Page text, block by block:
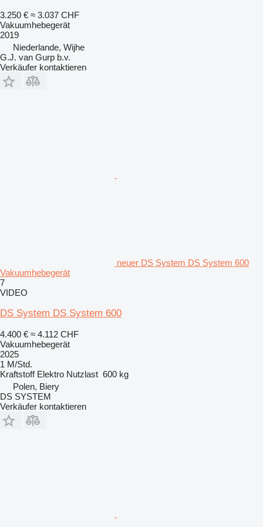
3.250 € ≈ 3.037 CHF
Vakuumhebegerät
2019
Niederlande, Wijhe
G.J. van Gurp b.v.
Verkäufer kontaktieren
neuer DS System DS System 600
Vakuumhebegerät
7
VIDEO
DS System DS System 600
4.400 € ≈ 4.112 CHF
Vakuumhebegerät
2025
1 M/Std.
Kraftstoff Elektro Nutzlast 600 kg
Polen, Biery
DS SYSTEM
Verkäufer kontaktieren